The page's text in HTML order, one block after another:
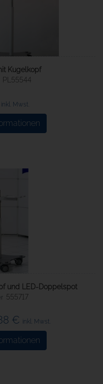
Kugelkopf
PL55544
inkl. Mwst.
und LED-Doppelspot
555717
€ inkl. Mwst.